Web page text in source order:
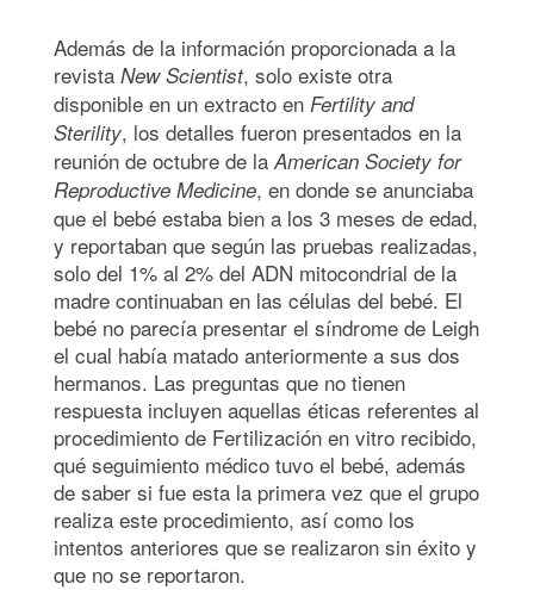
Además de la información proporcionada a la
revista New Scientist, solo existe otra
disponible en un extracto en Fertility and
Sterility, los detalles fueron presentados en la
reunión de octubre de la American Society for
Reproductive Medicine, en donde se anunciaba
que el bebé estaba bien a los 3 meses de edad,
y reportaban que según las pruebas realizadas,
solo del 1% al 2% del ADN mitocondrial de la
madre continuaban en las células del bebé. El
bebé no parecía presentar el síndrome de Leigh
el cual había matado anteriormente a sus dos
hermanos. Las preguntas que no tienen
respuesta incluyen aquellas éticas referentes al
procedimiento de Fertilización en vitro recibido,
qué seguimiento médico tuvo el bebé, además
de saber si fue esta la primera vez que el grupo
realiza este procedimiento, así como los
intentos anteriores que se realizaron sin éxito y
que no se reportaron.